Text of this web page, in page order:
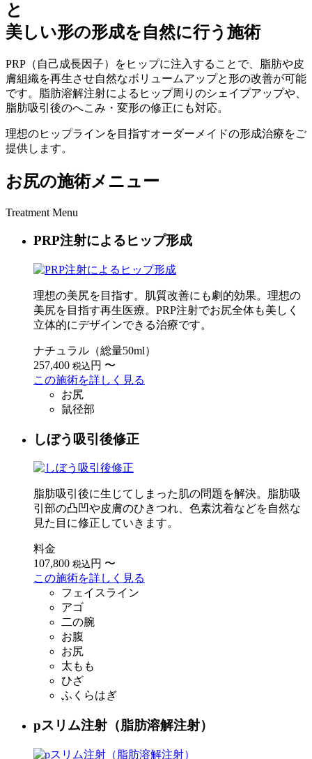
と
美しい形の形成を自然に行う施術
PRP（自己成長因子）をヒップに注入することで、脂肪や皮
膚組織を再生させ自然なボリュームアップと形の改善が可能
です。脂肪溶解注射によるヒップ周りのシェイプアップや、
脂肪吸引後のへこみ・変形の修正にも対応。
理想のヒップラインを目指すオーダーメイドの形成治療をご
提供します。
お尻の施術メニュー
Treatment Menu
PRP注射によるヒップ形成
理想の美尻を目指す。肌質改善にも劇的効果。理想の
美尻を目指す再生医療。PRP注射でお尻全体も美しく
立体的にデザインできる治療です。
ナチュラル（総量50ml）
257,400 税込 円 〜
この施術を詳しく見る
お尻
鼠径部
しぼう吸引後修正
脂肪吸引後に生じてしまった肌の問題を解決。脂肪吸
引部の凸凹や皮膚のひきつれ、色素沈着などを自然な
見た目に修正していきます。
料金
107,800 税込 円 〜
この施術を詳しく見る
フェイスライン
アゴ
二の腕
お腹
お尻
太もも
ひざ
ふくらはぎ
pスリム注射（脂肪溶解注射）